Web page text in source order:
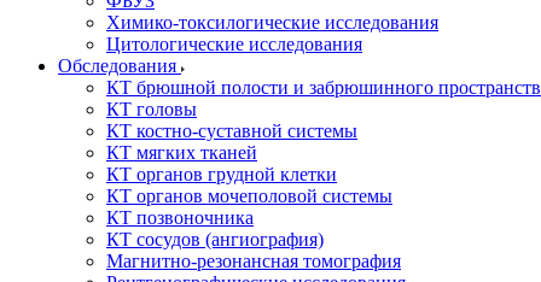
Химико-токсилогические исследования
Цитологические исследования
Обследования
КТ брюшной полости и забрюшинного
КТ головы
КТ костно-суставной системы
КТ мягких тканей
КТ органов грудной клетки
КТ органов мочеполовой системы
КТ позвоночника
КТ сосудов (ангиография)
Магнитно-резонансная томография